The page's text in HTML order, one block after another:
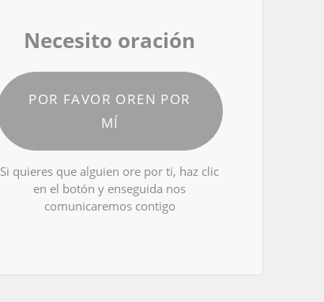
Necesito oración
POR FAVOR OREN POR
MÍ
Si quieres que alguien ore por ti, haz clic
en el botón y enseguida nos
comunicaremos contigo